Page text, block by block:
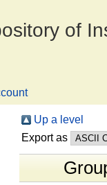
of
Up a level
Export as